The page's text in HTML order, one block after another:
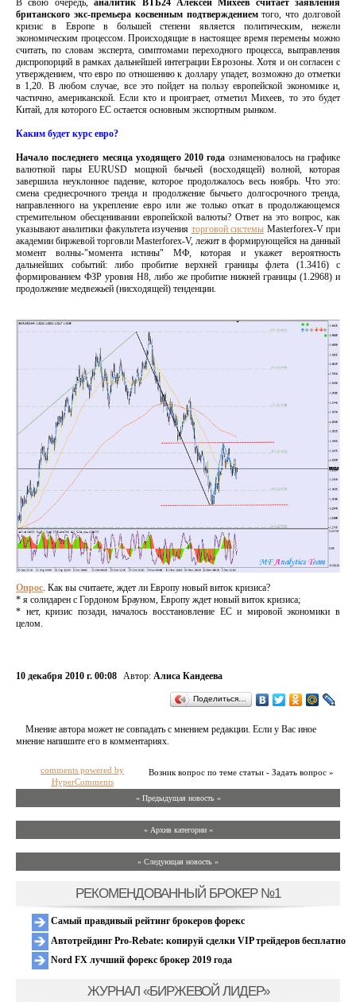
В свою очередь,аналитик ВТБ24 Алексей Михеев считает заявления
британского экс-премьера косвенным подтверждениемтого, что долговой
кризис в Европе в большей степени является политическим, нежели
экономическим процессом. Происходящие в настоящее время перемены можно
считать, по словам эксперта, симптомами переходного процесса, выправления
диспропорций в рамках дальнейшей интеграции Еврозоны. Хотя и он согласен с
утверждением, что евро по отношению к доллару упадет, возможно до отметки
в 1,20. В любом случае, все это пойдет на пользу европейской экономике и,
частично, американской. Если кто и проиграет, отметил Михеев, то это будет
Китай, для которого ЕС остается основным экспортным рынком.
Каким будет курс евро?
Начало последнего месяца уходящего 2010 года ознаменовалось на графике
валютной пары EURUSD мощной бычьей (восходящей) волной, которая
завершила неуклонное падение, которое продолжалось весь ноябрь. Что это:
смена среднесрочного тренда и продолжение бычьего долгосрочного тренда,
направленного на укрепление евро или же только откат в продолжающемся
стремительном обесценивании европейской валюты? Ответ на это вопрос, как
указывают аналитики факультета изучения торговой системы Masterforex-V при
академии биржевой торговли Masterforex-V, лежит в формирующейся на данный
момент волны-"момента истины" МФ, которая и укажет вероятность
дальнейших событий: либо пробитие верхней границы флета (1.3416) с
формированием ФЗР уровня Н8, либо же пробитие нижней границы (1.2968) и
продолжение медвежьей (нисходящей) тенденции.
Опрос. Как вы считаете, ждет ли Европу новый виток кризиса?
* я солидарен с Гордоном Брауном, Европу ждет новый виток кризиса;
* нет, кризис позади, началось восстановление ЕС и мировой экономики в
целом.
10 декабря 2010 г. 00:08 Автор: Алиса Кандеева
Поделиться…
Мнение автора может не совпадать с мнением редакции. Если у Вас иное
мнение напишите его в комментариях.
Возник вопрос по теме статьи - Задать вопрос »
comments powered by
HyperComments
« Предыдущая новость «
» Архив категории «
» Следующая новость »
РЕКОМЕНДОВАННЫЙ БРОКЕР №1
Самый правдивый рейтинг брокеров форекс
Автотрейдинг Pro-Rebate: копируй сделки VIP трейдеров бесплатно
Nord FX лучший форекс брокер 2019 года
ЖУРНАЛ «БИРЖЕВОЙ ЛИДЕР»